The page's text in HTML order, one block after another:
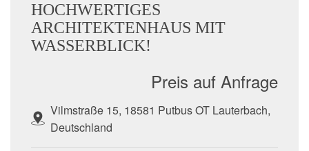
HOCHWERTIGES
ARCHITEKTENHAUS MIT
WASSERBLICK!
Vilmstraße 15, 18581 Putbus OT Lauterbach,
Deutschland
Preis auf Anfrage